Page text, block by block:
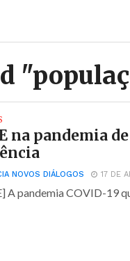
na pandemia
NOVOS DIÁLOGOS 17 DE
A pandemia COVID-19